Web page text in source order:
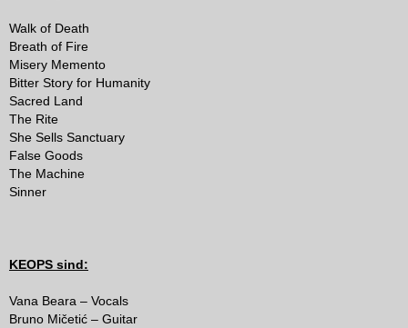
Walk of Death
Breath of Fire
Misery Memento
Bitter Story for Humanity
Sacred Land
The Rite
She Sells Sanctuary
False Goods
The Machine
Sinner
KEOPS sind:
Vana Beara – Vocals
Bruno Mičetić – Guitar